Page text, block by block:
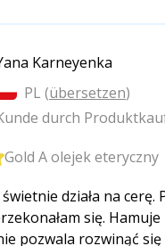
Karneyenka
PL (übersetzen)
durch
Gold A olejek eteryczny
działa na cerę.
się. Hamuje
pozwala rozwinąć się